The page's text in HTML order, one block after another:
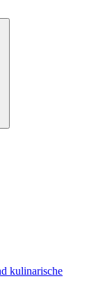
kulinarische